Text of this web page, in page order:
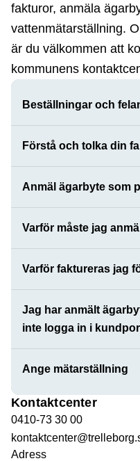
fakturor, anmäla
vattenmätarställning.
är du välkommen att
kommunens
Beställningar och
Förstå och tolka din
Anmäl ägarbyte som
Varför måste jag
Varför faktureras jag
Jag har anmält
inte logga in i
Ange mätarställning
Kontaktcenter
0410-73 30 00
Adress